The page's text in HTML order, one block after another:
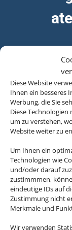
Diese Website
Ihnen ein besseres
Werbung, die Sie
Diese
um zu verstehen,
Website weiter zu
Um Ihnen ein
Technologien wie
und/oder darauf
zustimmmen,
eindeutige IDs auf
Zustimmung nicht
Merkmale und
Wir verwenden